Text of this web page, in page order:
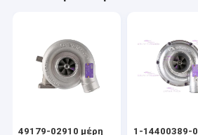
49179-02910 μέρη 1-14400389-0